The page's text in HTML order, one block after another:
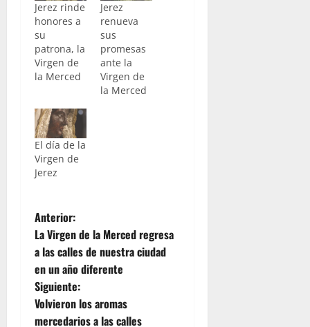
Jerez rinde
honores a
su
patrona, la
Virgen de
la Merced
Jerez
renueva
sus
promesas
ante la
Virgen de
la Merced
El día de la
Virgen de
Jerez
N
a
v
e
Anterior:
La Virgen de la Merced regresa
a las calles de nuestra ciudad
en un año diferente
Siguiente:
Volvieron los aromas
mercedarios a las calles